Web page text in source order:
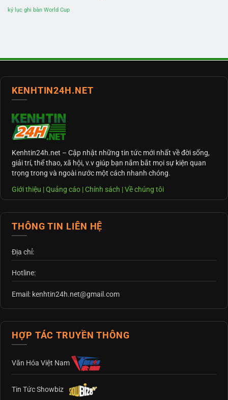
kỷ lục ghi bàn World Cup
KENHTIN24H.NET
Kenhtin24h.net – Cập nhật những tin tức mới nhất về đời sống,
giải trí, thể thao, xã hội, v.v giúp bạn nắm bắt mọi sự kiện quan
trọng trong và ngoài nước một cách nhanh chóng.
Giới thiệu |Quảng cáo |Chính sách |Về chúng tôi
THÔNG TIN LIÊN HỆ
Địa chỉ:
Hotline:
Email: kenhtin24h.net@gmail.com
HỢP TÁC TRUYỀN THÔNG
Văn Hóa Việt Nam
Tin Tức Showbiz